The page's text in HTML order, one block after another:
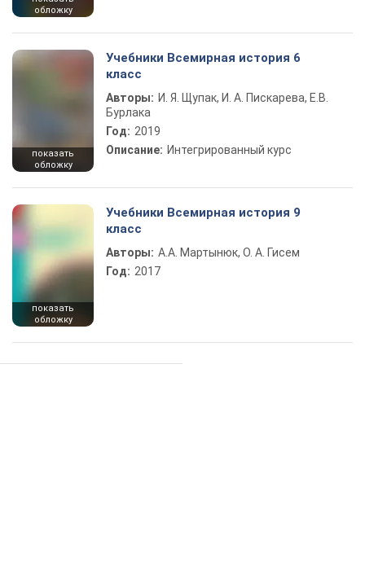
обложку
показать
обложку
Учебники Всемирная история 6
класс
Авторы: И. Я. Щупак, И. А. Пискарева, Е.В.
Бурлака
Год: 2019
Описание: Интегрированный курс
показать
обложку
Учебники Всемирная история 9
класс
Авторы: А.А. Мартынюк, О. А. Гисем
Год: 2017